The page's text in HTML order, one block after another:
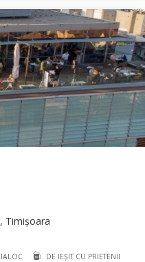
Timișoara
DE IEȘIT CU PRIETENII